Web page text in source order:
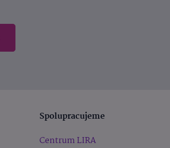
Spolupracujeme
Centrum LIRA